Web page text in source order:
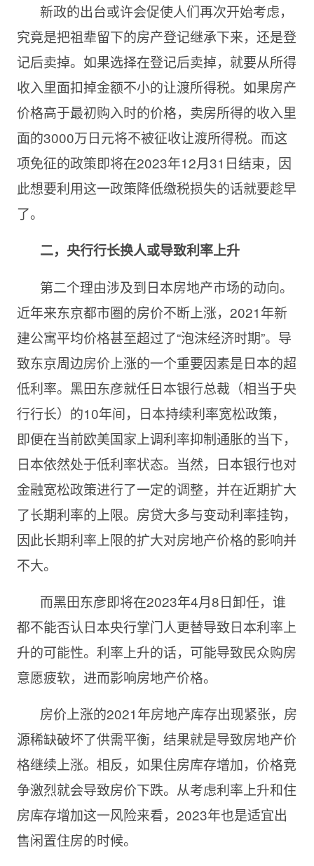
新政的出台或许会促使人们再次开始考虑，
究竟是把祖辈留下的房产登记继承下来，还是登
记后卖掉。如果选择在登记后卖掉，就要从所得
收入里面扣掉金额不小的让渡所得税。如果房产
价格高于最初购入时的价格，卖房所得的收入里
面的3000万日元将不被征收让渡所得税。而这
项免征的政策即将在2023年12月31日结束，因
此想要利用这一政策降低缴税损失的话就要趁早
了。
二，央行行长换人或导致利率上升
第二个理由涉及到日本房地产市场的动向。
近年来东京都市圈的房价不断上涨，2021年新
建公寓平均价格甚至超过了“泡沫经济时期”。导
致东京周边房价上涨的一个重要因素是日本的超
低利率。黑田东彦就任日本银行总裁（相当于央
行行长）的10年间，日本持续利率宽松政策，
即便在当前欧美国家上调利率抑制通胀的当下，
日本依然处于低利率状态。当然，日本银行也对
金融宽松政策进行了一定的调整，并在近期扩大
了长期利率的上限。房贷大多与变动利率挂钩，
因此长期利率上限的扩大对房地产价格的影响并
不大。
而黑田东彦即将在2023年4月8日卸任，谁
都不能否认日本央行掌门人更替导致日本利率上
升的可能性。利率上升的话，可能导致民众购房
意愿疲软，进而影响房地产价格。
房价上涨的2021年房地产库存出现紧张，房
源稀缺破坏了供需平衡，结果就是导致房地产价
格继续上涨。相反，如果住房库存增加，价格竞
争激烈就会导致房价下跌。从考虑利率上升和住
房库存增加这一风险来看，2023年也是适宜出
售闲置住房的时候。